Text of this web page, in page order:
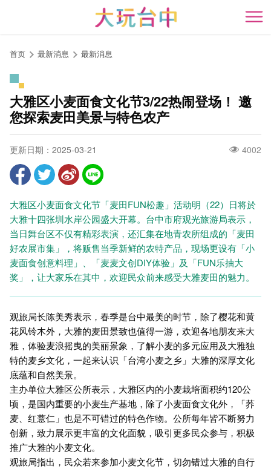
开
首页 最新消息 最新消息
大雅区小麦面食文化节3/22热闹登场！ 邀
您探索麦田美景与特色农产
更新日期：2025-03-21 4002
大雅区小麦面食文化节「麦田FUN松趣」活动明（22）日将於
大雅十四张圳水岸公园盛大开幕。台中市府观光旅游局表示，
当日舞台区不仅有精彩表演，还汇集在地青农所组成的「麦田
好农展市集」，将贩售当季新鲜的农特产品，现场更设有「小
麦面食创意料理」、「麦麦文创DIY体验」及「FUN乐抽大
奖」，让大家乐在其中，欢迎民众前来感受大雅麦田的魅力。
观旅局长陈美秀表示，春季是台中最美的时节，除了樱花和黄
花风铃木外，大雅的麦田景致也值得一游，欢迎各地朋友来大
雅，体验麦浪摇曳的美丽景象，了解小麦的多元应用及大雅独
特的麦乡文化，一起来认识「台湾小麦之乡」大雅的深厚文化
底蕴和自然美景。
主办单位大雅区公所表示，大雅区内的小麦栽培面积约120公
顷，是国内重要的小麦生产基地，除了小麦面食文化外，「荞
麦、红薏仁」也是不可错过的特色作物。公所每年皆不断努力
创新，致力展示更丰富的文化面貌，吸引更多民众参与，积极
推广大雅的小麦文化。
观旅局指出，民众若来参加小麦文化节，切勿错过大雅的自行